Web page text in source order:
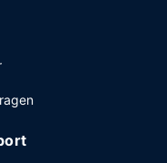
Vor Ort gibt es